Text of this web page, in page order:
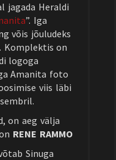
jagada Heraldi
”. Iga
võis jõuludeks
Komplektis on
logoga
Amanita foto
viis läbi
on aeg välja
RENE RAMMO
Sinuga